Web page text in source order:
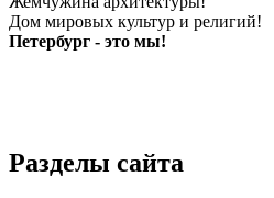
Дом мировых культур и религий!
Петербург - это мы!
Разделы сайта